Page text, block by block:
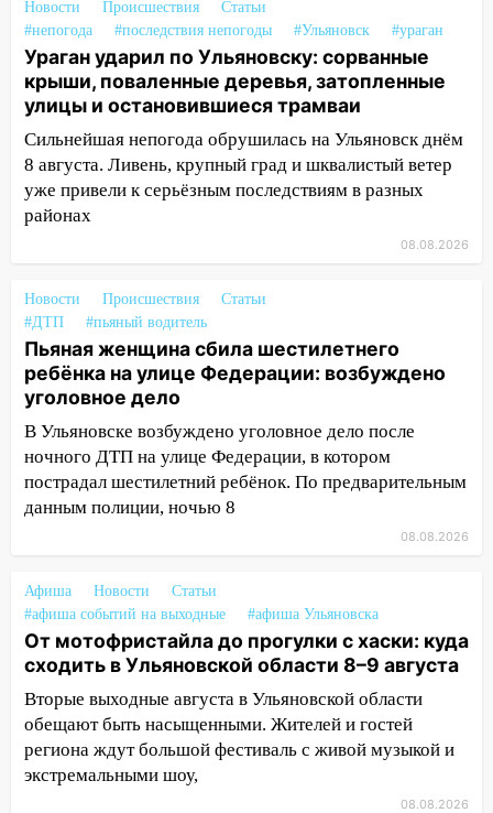
транспорту: в Ульяновске трамвай
сошёл с рельсов
13:22 Упавшие деревья перекрыли
дороги в Ульяновске: фото
13:17 Непогода в Ульяновске не
закончится сегодня: сильные ливни
сохранятся 9 августа
13:15
житель Вешкаймского района похитил у
13:14
Ураган оторвал светофор на
проспекте Филатова в Ульяновске
13:12 Дерево пробило крышу дома на
Новгородской в Ульяновске и рухнуло
на электрощит
13:10 В Заволжском районе дерево
упало во дворе
Ураган ударил по Ульяновску:
затопленные улицы и остановившиеся
трамваи
12:17 Ульяновск накрыл крупный град:
после ливня город снова уходит под
воду
12:12 Прокуратура взяла на контроль
ДТП с шестилетним ребёнком на улице
Федерации
Новости Происшествия
Статьи
#непогода
#последствия непогоды #Ульяновск #ураган
Ураган ударил по Ульяновску: сорванные
крыши, поваленные деревья, затопленные
улицы и остановившиеся трамваи
Сильнейшая непогода обрушилась на Ульяновск днём
8 августа. Ливень, крупный град и шквалистый ветер
уже привели к серьёзным последствиям в разных
районах
08.08.2026
Новости Происшествия
Статьи
#ДТП
#пьяный водитель
Пьяная женщина сбила шестилетнего
ребёнка на улице Федерации: возбуждено
уголовное дело
В Ульяновске возбуждено уголовное дело после
ночного ДТП на улице Федерации, в котором
пострадал шестилетний ребёнок. По предварительным
данным полиции, ночью 8
08.08.2026
Афиша Новости
Статьи
#афиша событий на выходные
#афиша Ульяновска
От мотофристайла до прогулки с хаски: куда
сходить в Ульяновской области 8–9 августа
Вторые выходные августа в Ульяновской области
обещают быть насыщенными. Жителей и гостей
региона ждут большой фестиваль с живой музыкой и
экстремальными шоу,
08.08.2026